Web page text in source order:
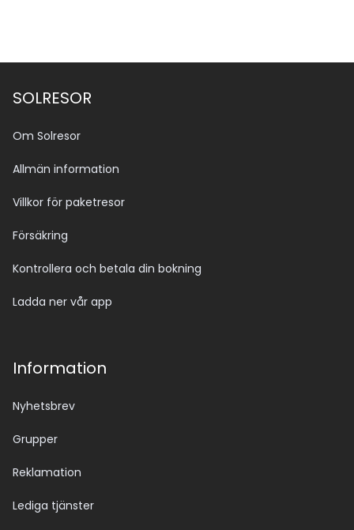
SOLRESOR
Om Solresor
Allmän information
Villkor för paketresor
Försäkring
Kontrollera och betala din bokning
Ladda ner vår app
Information
Nyhetsbrev
Grupper
Reklamation
Lediga tjänster